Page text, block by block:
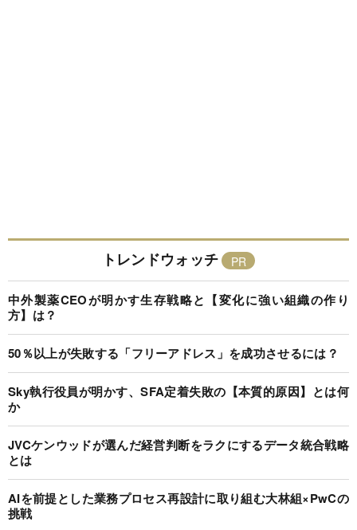
トレンドウォッチ
中外製薬CEOが明かす生存戦略と【変化に強い組織の作り
方】は？
50％以上が失敗する「フリーアドレス」を成功させるには？
Sky執行役員が明かす、SFA定着失敗の【本質的原因】とは何
か
JVCケンウッドが選んだ経営判断をラクにするデータ統合戦略
とは
AIを前提とした業務プロセス再設計に取り組む大林組×PwCの
挑戦